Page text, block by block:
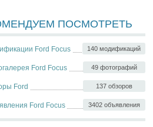
ПОСМОТРЕТЬ
140 модификаций
Ford Focus
49 фотографий
Ford Focus
137 обзоров
Ford
3402 объявления
Ford Focus